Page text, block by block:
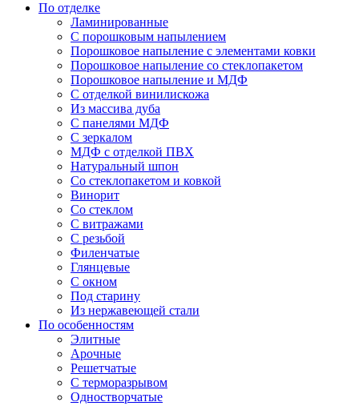
По отделке
Ламинированные
С порошковым напылением
Порошковое напыление с элементами ковки
Порошковое напыление со стеклопакетом
Порошковое напыление и МДФ
С отделкой винилискожа
Из массива дуба
С панелями МДФ
С зеркалом
МДФ с отделкой ПВХ
Натуральный шпон
Со стеклопакетом и ковкой
Винорит
Со стеклом
С витражами
С резьбой
Филенчатые
Глянцевые
С окном
Под старину
Из нержавеющей стали
По особенностям
Элитные
Арочные
Решетчатые
С терморазрывом
Одностворчатые